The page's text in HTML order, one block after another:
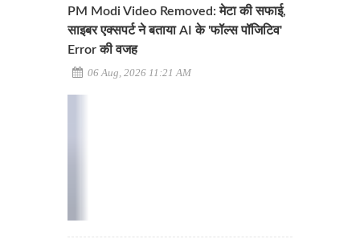
PM Modi Video Removed: मेटा की सफाई,
साइबर एक्सपर्ट ने बताया AI के 'फॉल्स पॉजिटिव'
Error की वजह
06 Aug, 2026 11:21 AM